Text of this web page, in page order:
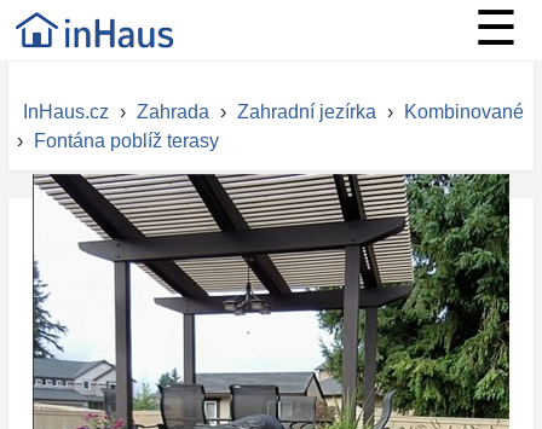
☰
InHaus.cz › Zahrada › Zahradní jezírka ›
Kombinované
›
Fontána poblíž terasy